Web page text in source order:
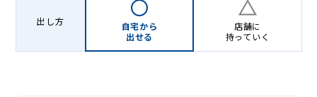
出し方
自宅から
出せる
店舗に
持っていく